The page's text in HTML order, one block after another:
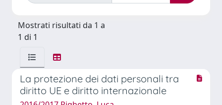
Mostrati risultati da 1 a
1 di 1
La protezione dei dati personali tra
diritto UE e diritto internazionale